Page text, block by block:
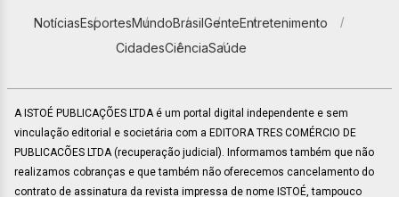
NotíciasEsportesMundoBrasilGenteEntretenimento
CidadesCiênciaSaúde
A ISTOÉ PUBLICAÇÕES LTDA é um portal digital independente e sem
vinculação editorial e societária com a EDITORA TRES COMÉRCIO DE
PUBLICACÕES LTDA (recuperação judicial). Informamos também que não
realizamos cobranças e que também não oferecemos cancelamento do
contrato de assinatura da revista impressa de nome ISTOÉ, tampouco